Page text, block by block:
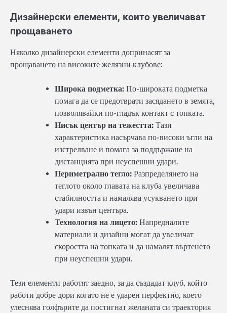
Дизайнерски елементи, които увеличават
прощаването
Няколко дизайнерски елементи допринасят за
прощаването на високите желязни клубове:
Широка подметка: По-широката подметка
помага да се предотврати засядането в земята,
позволявайки по-гладък контакт с топката.
Нисък център на тежестта: Тази
характеристика насърчава по-високи ъгли на
изстрелване и помага за поддържане на
дистанцията при неуспешни удари.
Периметрално тегло: Разпределянето на
теглото около главата на клуба увеличава
стабилността и намалява усукването при
удари извън центъра.
Технология на лицето: Напредналите
материали и дизайни могат да увеличат
скоростта на топката и да намалят въртенето
при неуспешни удари.
Тези елементи работят заедно, за да създадат клуб, който
работи добре дори когато не е ударен перфектно, което
улеснява голфърите да постигнат желаната си траектория